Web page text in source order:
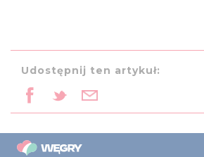
Udostępnij ten artykuł: